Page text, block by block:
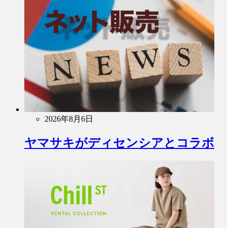
2026年8月6日
ヤマサキがディセンシアとコラボ